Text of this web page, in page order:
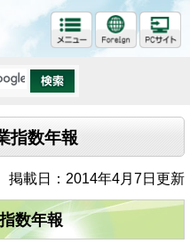
指数年報
掲載日：2014年4月7日更新
数年報